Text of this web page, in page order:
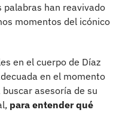
palabras han reavivado
momentos del icónico
en el cuerpo de Díaz
en el momento
asesoría de su
para entender qué